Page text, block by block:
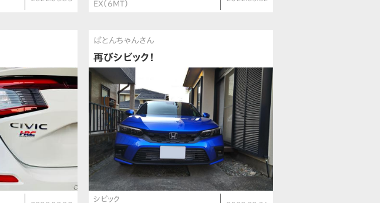
EX（6MT）
ばとんちゃんさん
再びシビック！
シビック